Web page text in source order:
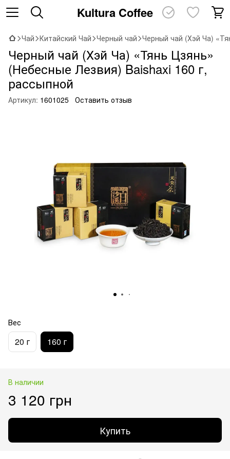
Kultura Coffee
Чай Китайский Чай Черный чай Черный чай (Хэй Ча)
Черный чай (Хэй Ча) «Тянь Цзянь»
(Небесные Лезвия) Baishaxi 160 г,
рассыпной
Артикул: 1601025 Оставить отзыв
Вес
20 г 160 г
В наличии
3 120 грн
Купить